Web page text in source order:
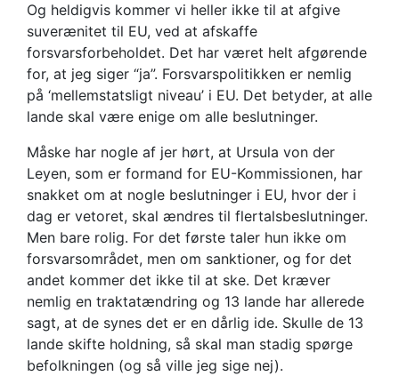
Og heldigvis kommer vi heller ikke til at afgive
suverænitet til EU, ved at afskaffe
forsvarsforbeholdet. Det har været helt afgørende
for, at jeg siger “ja”. Forsvarspolitikken er nemlig
på ‘mellemstatsligt niveau’ i EU. Det betyder, at alle
lande skal være enige om alle beslutninger.
Måske har nogle af jer hørt, at Ursula von der
Leyen, som er formand for EU-Kommissionen, har
snakket om at nogle beslutninger i EU, hvor der i
dag er vetoret, skal ændres til flertalsbeslutninger.
Men bare rolig. For det første taler hun ikke om
forsvarsområdet, men om sanktioner, og for det
andet kommer det ikke til at ske. Det kræver
nemlig en traktatændring og 13 lande har allerede
sagt, at de synes det er en dårlig ide. Skulle de 13
lande skifte holdning, så skal man stadig spørge
befolkningen (og så ville jeg sige nej).